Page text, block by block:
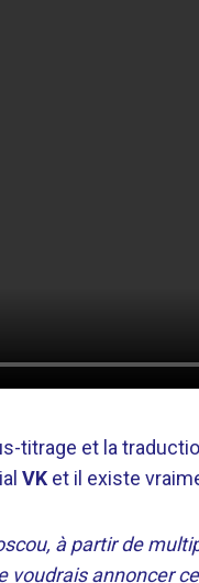
titrage et la
VK et il existe
à partir de
voudrais annoncer